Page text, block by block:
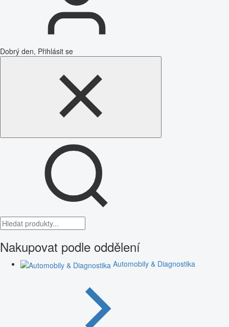
Dobrý den, Přihlásit se
Nakupovat podle oddělení
Automobily & Diagnostika